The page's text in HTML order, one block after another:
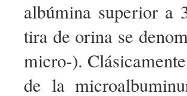
albúmina superior a
tira de orina se
micro-).
de la